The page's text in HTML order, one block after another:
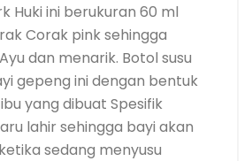
Huki ini berukuran 60 ml
Corak pink sehingga
dan menarik. Botol susu
gepeng ini dengan bentuk
yang dibuat Spesifik
lahir sehingga bayi akan
sedang menyusu